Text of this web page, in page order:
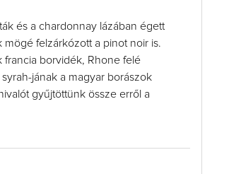
és a chardonnay lázában égett
mögé felzárkózott a pinot noir is.
francia borvidék, Rhone felé
jának a magyar borászok
gyűjtöttünk össze erről a